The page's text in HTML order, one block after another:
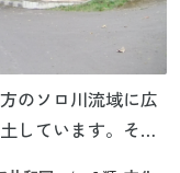
のソロ川流域に広
しています。その